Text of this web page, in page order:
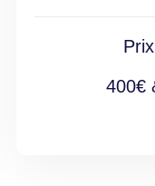
400€